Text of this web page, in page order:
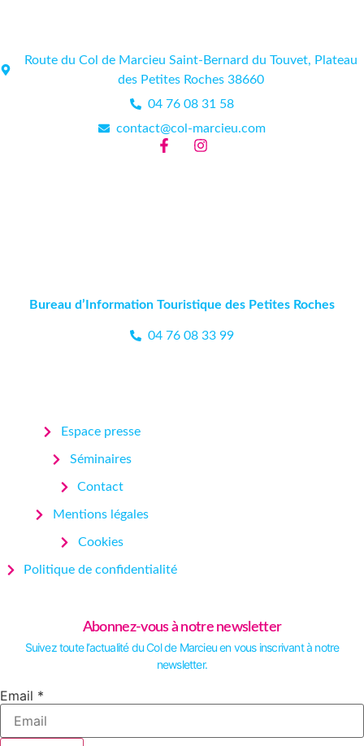
Route du Col de Marcieu Saint-Bernard du Touvet, Plateau
des Petites Roches 38660
04 76 08 31 58
contact@col-marcieu.com
Bureau d’Information Touristique des Petites Roches
04 76 08 33 99
Espace presse
Séminaires
Contact
Mentions légales
Cookies
Politique de confidentialité
Abonnez-vous à notre newsletter
Suivez toute l’actualité du Col de Marcieu en vous inscrivant à notre
newsletter.
Email
Email *